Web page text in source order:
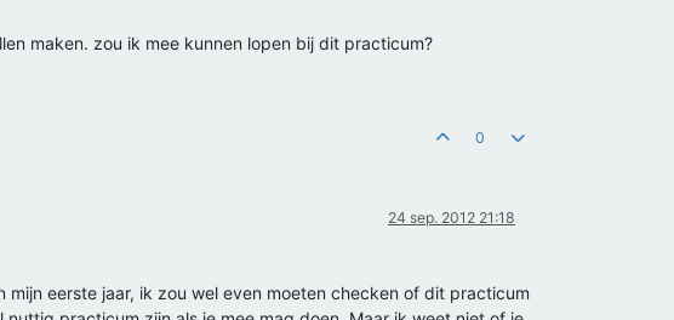
maken. zou ik mee kunnen lopen bij dit practicum?
0
24 sep. 2012 21:18
eerste jaar, ik zou wel even moeten checken of dit practicum